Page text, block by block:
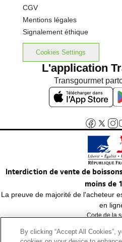
CGV
Mentions légales
Signalement éthique
Cookies Settings
L'application
Transgourmet
Interdiction de vente de
moins de
La preuve de majorité de l'acheteur
en
Code de la
By clicking “Accept All Cookies”,